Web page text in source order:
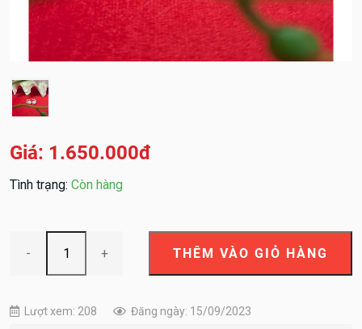
Giá: 1.650.000đ
Tình trạng: Còn hàng
- +
Lượt xem: 208 Đăng ngày: 15/09/2023